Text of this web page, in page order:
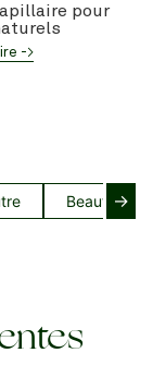
pour
->
Beauté→